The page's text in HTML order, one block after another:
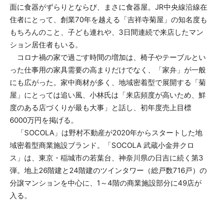
面に食器がずらりとならび、まさに食器屋。JR中央線沿線在
住者にとって、創業70年を越える「吉祥寺菊屋」の知名度も
もちろんのこと、子ども連れや、3日間連続で来店したマン
ション居住者もいる。
コロナ禍の家で過ごす時間の増加は、椅子やテーブルとい
った仕事用の家具需要の高まりだけでなく、「家弁」が一般
にも広がった。家中商材が多く、地域密着型で展開する「菊
屋」にとっては追い風、小林氏は「来店頻度が高いため、鮮
度のある店づくりが最も大事」と話し、初年度売上目標
6000万円を掲げる。
「SOCOLA」は野村不動産が2020年からスタートした地
域密着型商業施設ブランド。「SOCOLA 武蔵小金井クロ
ス」は、東京・稲城市の若葉台、神奈川県の日吉に続く第3
弾。地上26階建と24階建のツインタワー（総戸数716戸）の
分譲マンションを中心に、1～4階の商業施設部分に49店が
入る。